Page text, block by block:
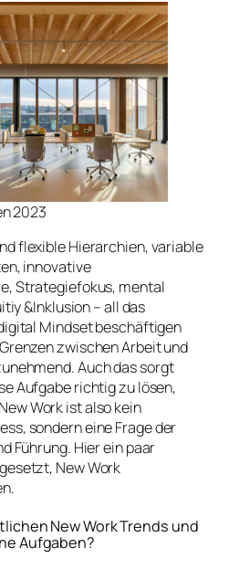
2023
flexible Hierarchien, variable
innovative
Strategiefokus, mental
&Inklusion – all das
Mindset beschäftigen
zwischen Arbeit und
Auch das sorgt
Aufgabe richtig zu lösen,
Work ist also kein
sondern eine Frage der
Führung. Hier ein paar
New Work
New Work Trends und
Aufgaben?